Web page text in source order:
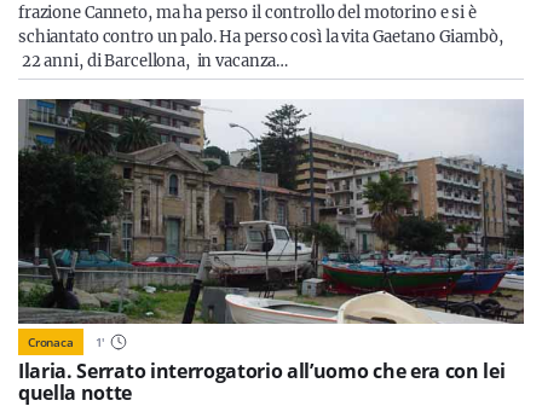
frazione Canneto, ma ha perso il controllo del motorino e si è
schiantato contro un palo. Ha perso così la vita Gaetano Giambò,
22 anni, di Barcellona, in vacanza…
Cronaca 1'
Ilaria. Serrato interrogatorio all’uomo che era con lei
quella notte